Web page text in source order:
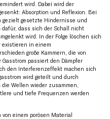
wird. Dabei wird der
Absorption und Reflexion. Bei
gezielt gesetzte Hindernisse und
dass sich der Schall nicht
wird. In der Folge löschen sich
existieren in einem
große Kammern, die von
passiert den Dämpfer
den Interferenzeffekt machen sich
wird geteilt und durch
Wellen wieder zusammen,
und tiefe Frequenzen werden
einem porösen Material